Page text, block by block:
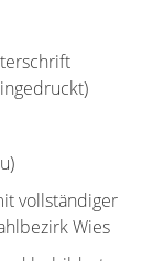
vollständiger
Wies